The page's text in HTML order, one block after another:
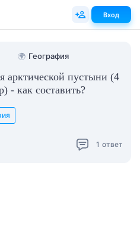
🌍 География
арктической пустыни (4
- как составить?
1 ответ
Вход